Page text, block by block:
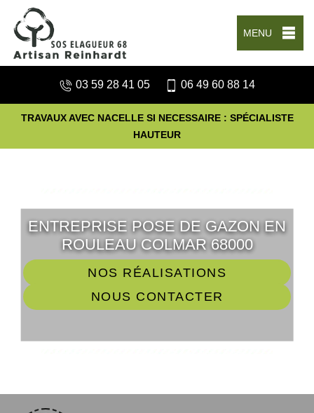
MENU
03 59 28 41 05 06 49 60 88 14
TRAVAUX AVEC NACELLE SI NECESSAIRE : SPÉCIALISTE
HAUTEUR
ENTREPRISE POSE DE GAZON EN
ROULEAU COLMAR 68000
NOS RÉALISATIONS
NOUS CONTACTER